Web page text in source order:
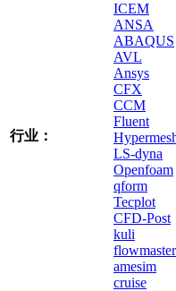
行业：
ICEM
ANSA
ABAQUS
AVL
Ansys
CFX
CCM
Fluent
LS-dyna
Openfoam
qform
Tecplot
CFD-Post
kuli
flowmaster
amesim
cruise